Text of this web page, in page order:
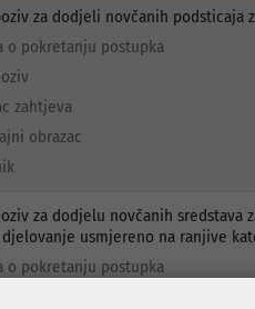
za dodjeli novčanih podsticaja
o pokretanju postupka
zahtjeva
obrazac
za dodjelu novčanih
usmjereno na ranjive
o pokretanju postupka